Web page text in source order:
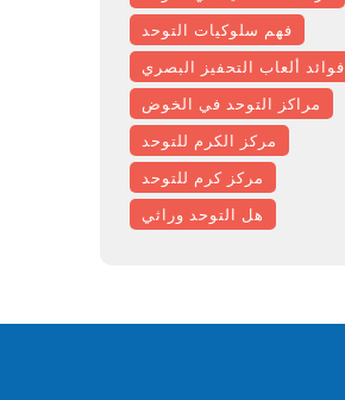
فهم سلوكيات التوحد
فوائد ألعاب التحفيز البصري
مراكز التوحد في الخوض
مركز الكرم للتوحد
مركز كرم للتوحد
هل التوحد وراثي